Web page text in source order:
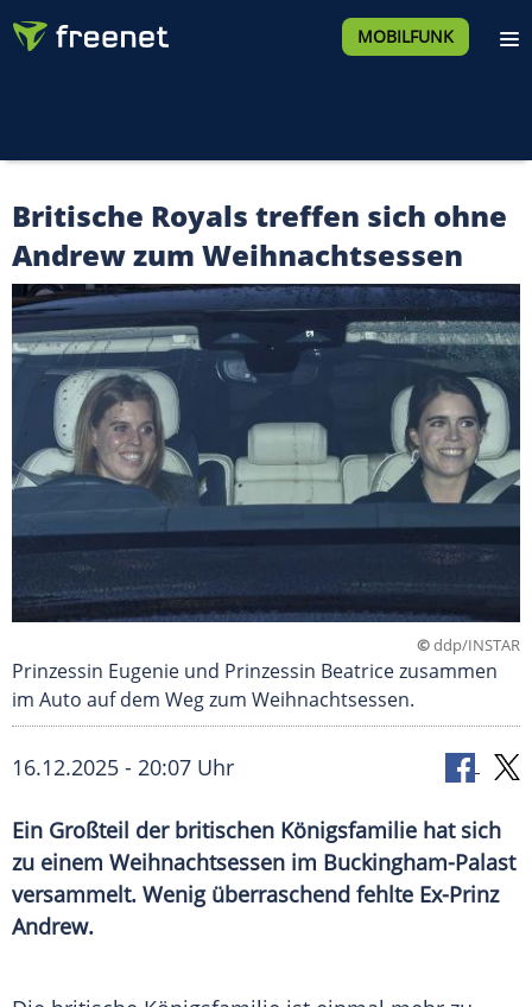
MOBILFUNK
Britische Royals treffen sich ohne
Andrew zum Weihnachtsessen
©ddp/INSTAR
Prinzessin Eugenie und Prinzessin Beatrice zusammen
im Auto auf dem Weg zum Weihnachtsessen.
16.12.2025 - 20:07 Uhr
Ein Großteil der britischen Königsfamilie hat sich
zu einem Weihnachtsessen im Buckingham-Palast
versammelt. Wenig überraschend fehlte Ex-Prinz
Andrew.